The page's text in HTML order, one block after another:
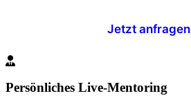
Jetzt anfragen
Persönliches Live-Mentoring